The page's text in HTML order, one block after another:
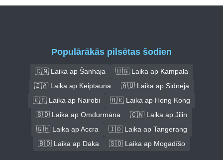
Populārākās pilsētas šodien
🇨🇳 Laika ap Šanhaja
🇺🇬 Laika ap Kampala
🇿🇦 Laika ap Keiptauna
🇦🇺 Laika ap Sidneja
🇰🇪 Laika ap Nairobi
🇭🇰 Laika ap Hong Kong
🇸🇩 Laika ap Omdurmāna
🇨🇳 Laika ap Jilin
🇬🇭 Laika ap Accra
🇮🇩 Laika ap Tangerang
🇧🇩 Laika ap Daka
🇸🇴 Laika ap Mogadīšo